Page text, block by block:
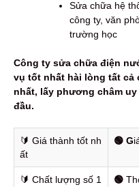
Sửa chữa hệ
công ty, văn
trường học
Công ty sửa chữa điện
vụ tốt nhất hài lòng tất cả
nhất, lấy phương châm
đầu.
🔰️ Giá thành tốt nh
ất
🟢 G
🔰️ Chất lượng số 1 🟢